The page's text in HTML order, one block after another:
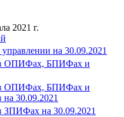
2021 г.
на 30.09.2021
в ОПИФах, БПИФах и
в ОПИФах, БПИФах и
30.09.2021
ЗПИФах на 30.09.2021